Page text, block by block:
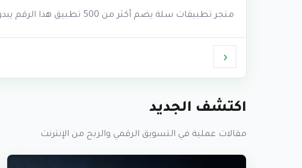
متجر تطبيقات سلة يضم أكثر من 500 تطبيق هذا الرقم يبدو رائعًا حتى تجلس أمام الشاشة وتحاول أن…
‹
اكتشف الجديد
مقالات عملية في التسويق الرقمي والربح من الإنترنت